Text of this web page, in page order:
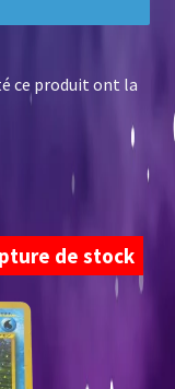
ce produit ont la
de stock